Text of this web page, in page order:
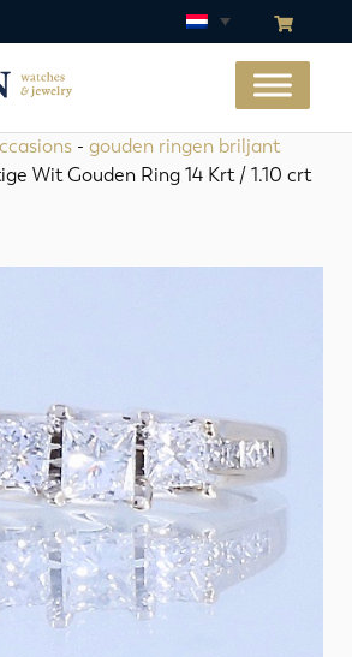
- gouden ringen briljant
Wit Gouden Ring 14 Krt / 1.10 crt